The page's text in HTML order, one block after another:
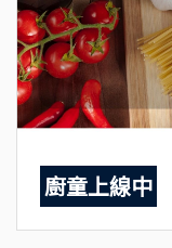
廚童上線中